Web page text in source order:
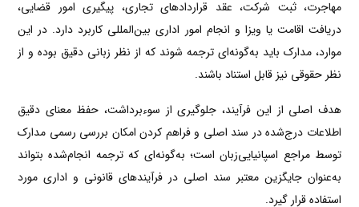
مهاجرت، ثبت شرکت، عقد قراردادهای تجاری، پیگیری امور قضایی،
دریافت اقامت یا ویزا و انجام امور اداری بین‌المللی کاربرد دارد. در این
موارد، مدارک باید به‌گونه‌ای ترجمه شوند که از نظر زبانی دقیق بوده و از
نظر حقوقی نیز قابل استناد باشند.
هدف اصلی از این فرآیند، جلوگیری از سوءبرداشت، حفظ معنای دقیق
اطلاعات درج‌شده در سند اصلی و فراهم کردن امکان بررسی رسمی مدارک
توسط مراجع اسپانیایی‌زبان است؛ به‌گونه‌ای که ترجمه انجام‌شده بتواند
به‌عنوان جایگزین معتبر سند اصلی در فرآیندهای قانونی و اداری مورد
استفاده قرار گیرد.